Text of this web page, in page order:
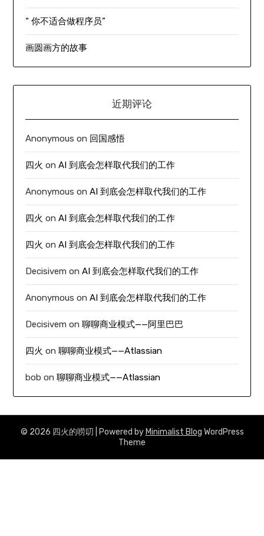
“ 你不适合做程序员”
画圆画方的故事
近期评论
Anonymous on 回国感悟
四火 onAI 到底会怎样取代我们的工作
Anonymous onAI 到底会怎样取代我们的工作
四火 onAI 到底会怎样取代我们的工作
四火 onAI 到底会怎样取代我们的工作
Decisivem onAI 到底会怎样取代我们的工作
Anonymous onAI 到底会怎样取代我们的工作
Decisivem on聊聊商业模式——阿里巴巴
四火 on聊聊商业模式——Atlassian
bob on聊聊商业模式——Atlassian
© 2026 四火的唠叨 | Powered by Minimalist Blog WordPress
Theme